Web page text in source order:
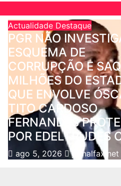
Actualidade Destaque
PGR NÃO
ESQUEMA DE
CORRUPÇÃO E
MILHÕES DO
QUE ENVOLVE
TITO CARDOSO
FERNANDES
POR EDELTRUDES
ago 5, 2026 jornalfax.net